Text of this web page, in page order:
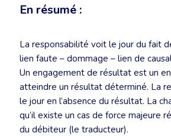
En résumé :
La responsabilité voit le jour du fait
lien faute – dommage – lien de
Un engagement de résultat est un
atteindre un résultat déterminé. La
le jour en l’absence du résultat. La
qu’il existe un cas de force majeure
du débiteur (le traducteur).